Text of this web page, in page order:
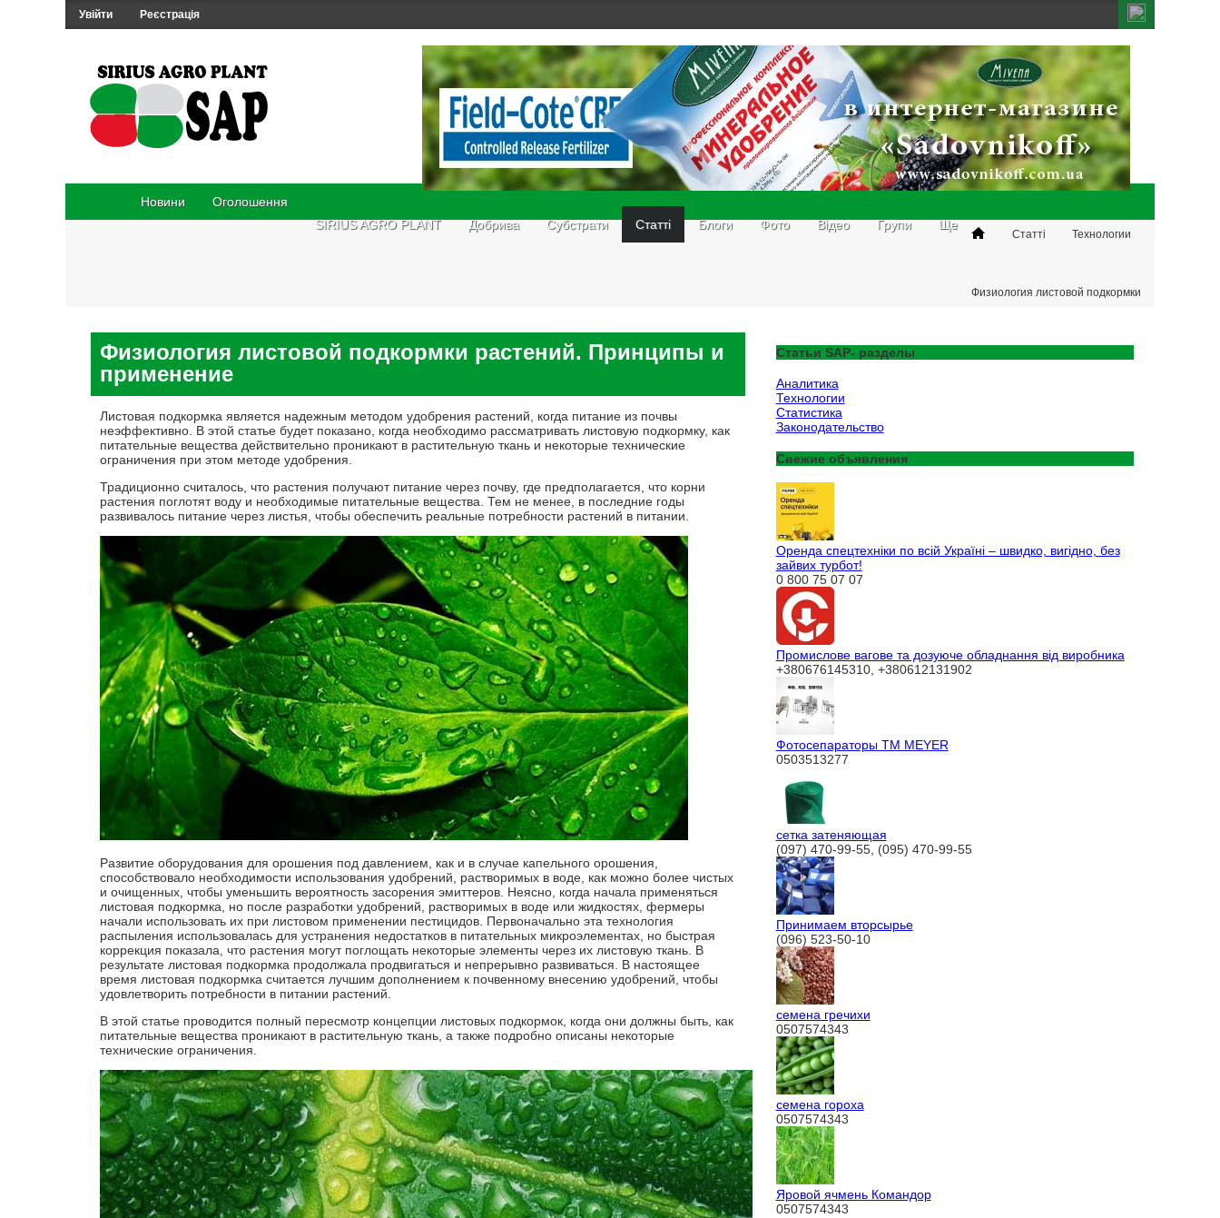
Увійти Реєстрація
Новини
Оголошення
SIRIUS AGRO PLANT
Добрива Субстрати Статті Блоги Фото Відео Групи Ще
Статті Технологии
Физиология листовой подкормки
Физиология листовой подкормки растений. Принципы и
применение
Листовая подкормка является надежным методом удобрения растений, когда питание из почвы
неэффективно. В этой статье будет показано, когда необходимо рассматривать листовую подкормку, как
питательные вещества действительно проникают в растительную ткань и некоторые технические
ограничения при этом методе удобрения.
Традиционно считалось, что растения получают питание через почву, где предполагается, что корни
растения поглотят воду и необходимые питательные вещества. Тем не менее, в последние годы
развивалось питание через листья, чтобы обеспечить реальные потребности растений в питании.
Развитие оборудования для орошения под давлением, как и в случае капельного орошения,
способствовало необходимости использования удобрений, растворимых в воде, как можно более чистых
и очищенных, чтобы уменьшить вероятность засорения эмиттеров. Неясно, когда начала применяться
листовая подкормка, но после разработки удобрений, растворимых в воде или жидкостях, фермеры
начали использовать их при листовом применении пестицидов. Первоначально эта технология
распыления использовалась для устранения недостатков в питательных микроэлементах, но быстрая
коррекция показала, что растения могут поглощать некоторые элементы через их листовую ткань. В
результате листовая подкормка продолжала продвигаться и непрерывно развиваться. В настоящее
время листовая подкормка считается лучшим дополнением к почвенному внесению удобрений, чтобы
удовлетворить потребности в питании растений.
В этой статье проводится полный пересмотр концепции листовых подкормок, когда они должны быть, как
питательные вещества проникают в растительную ткань, а также подробно описаны некоторые
технические ограничения.
Статьи SAP- разделы
Аналитика
Технологии
Статистика
Законодательство
Свежие объявления
Оренда спецтехніки по всій Україні – швидко, вигідно, без
зайвих турбот!
0 800 75 07 07
Промислове вагове та дозуюче обладнання від виробника
+380676145310, +380612131902
Фотосепараторы ТМ MEYER
0503513277
сетка затеняющая
(097) 470-99-55, (095) 470-99-55
Принимаем вторсырье
(096) 523-50-10
семена гречихи
0507574343
семена гороха
0507574343
Яровой ячмень Командор
0507574343